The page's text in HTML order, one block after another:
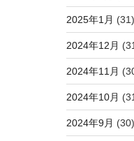
2025年1月 (31)
2024年12月
2024年11月
2024年10月
2024年9月 (30)